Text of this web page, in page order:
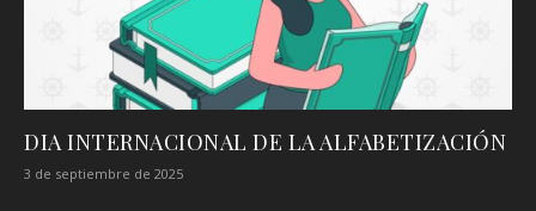
DIA INTERNACIONAL DE LA ALFABETIZACIÓN
3 de septiembre de 2025